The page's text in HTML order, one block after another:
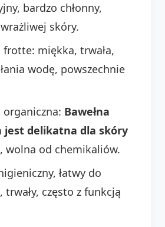
bardzo chłonny,
skóry.
frotte: miękka, trwała,
wodę, powszechnie
organiczna: Bawełna
jest delikatna dla skóry
, wolna od chemikaliów.
łatwy do
trwały, często z funkcją